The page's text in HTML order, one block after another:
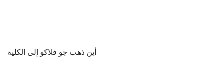
أين ذهب جو فلاكو إلى الكلية